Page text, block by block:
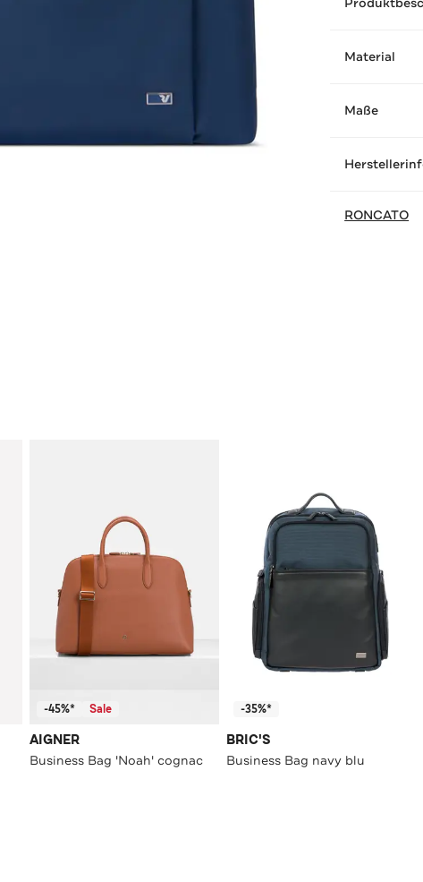
Material
Maße
RONCATO
-45%* Sale
AIGNER
Business Bag 'Noah' cognac
-35%*
BRIC'S
Business Bag navy blu